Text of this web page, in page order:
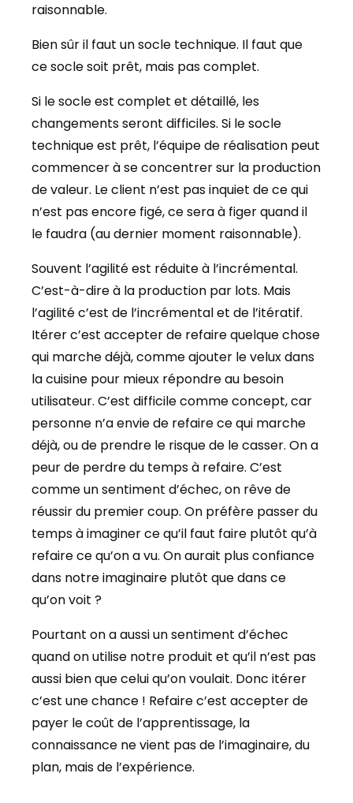
raisonnable.
Bien sûr il faut un socle technique. Il faut que
ce socle soit prêt, mais pas complet.
Si le socle est complet et détaillé, les
changements seront difficiles. Si le socle
technique est prêt, l’équipe de réalisation peut
commencer à se concentrer sur la production
de valeur. Le client n’est pas inquiet de ce qui
n’est pas encore figé, ce sera à figer quand il
le faudra (au dernier moment raisonnable).
Souvent l’agilité est réduite à l’incrémental.
C’est-à-dire à la production par lots. Mais
l’agilité c’est de l’incrémental et de l’itératif.
Itérer c’est accepter de refaire quelque chose
qui marche déjà, comme ajouter le velux dans
la cuisine pour mieux répondre au besoin
utilisateur. C’est difficile comme concept, car
personne n’a envie de refaire ce qui marche
déjà, ou de prendre le risque de le casser. On a
peur de perdre du temps à refaire. C’est
comme un sentiment d’échec, on rêve de
réussir du premier coup. On préfère passer du
temps à imaginer ce qu’il faut faire plutôt qu’à
refaire ce qu’on a vu. On aurait plus confiance
dans notre imaginaire plutôt que dans ce
qu’on voit ?
Pourtant on a aussi un sentiment d’échec
quand on utilise notre produit et qu’il n’est pas
aussi bien que celui qu’on voulait. Donc itérer
c’est une chance ! Refaire c’est accepter de
payer le coût de l’apprentissage, la
connaissance ne vient pas de l’imaginaire, du
plan, mais de l’expérience.